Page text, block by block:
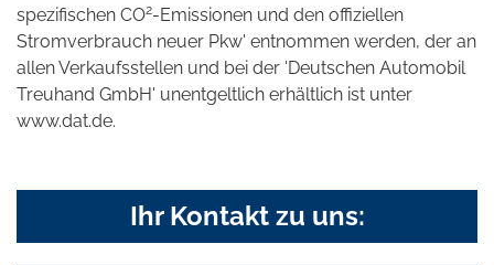
spezifischen CO2-Emissionen und den offiziellen
Stromverbrauch neuer Pkw' entnommen werden, der an
allen Verkaufsstellen und bei der 'Deutschen Automobil
Treuhand GmbH' unentgeltlich erhältlich ist unter
www.dat.de.
Ihr Kontakt zu uns: